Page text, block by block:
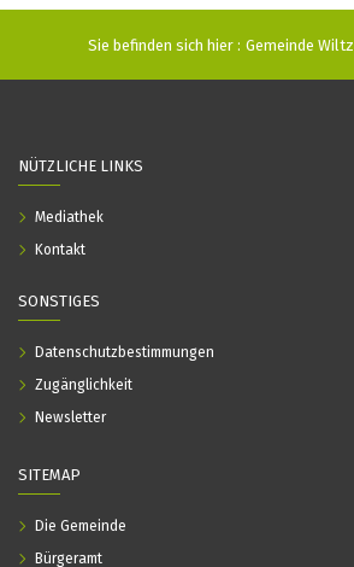
Sie befinden sich hier : Gemeinde Wiltz
SITEMAP
Die Gemeinde
Bürgeramt
NÜTZLICHE LINKS
Mediathek
Kontakt
SONSTIGES
Datenschutzbestimmungen
Zugänglichkeit
Newsletter